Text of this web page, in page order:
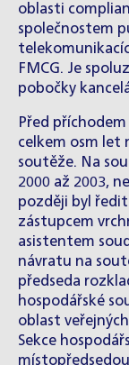
oblasti
společnostem
FMCG. Je
pobočky
Před
celkem osm let
soutěže. Na
2000 až 2003,
později byl
zástupcem
asistentem
návratu na
předseda
hospodářské
oblast
Sekce